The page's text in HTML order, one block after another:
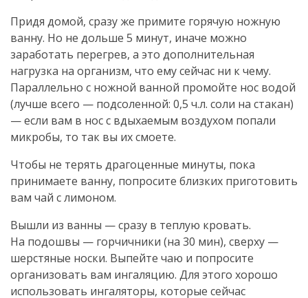
Придя домой, сразу же примите горячую ножную
ванну. Но не дольше 5 минут, иначе можно
заработать перегрев, а это дополнительная
нагрузка на организм, что ему сейчас ни к чему.
Параллельно с ножной ванной промойте нос водой
(лучше всего — подсоленной: 0,5 ч.л. соли на стакан)
— если вам в нос с вдыхаемым воздухом попали
микробы, то так вы их смоете.
Чтобы не терять драгоценные минуты, пока
принимаете ванну, попросите близких приготовить
вам чай с лимоном.
Вышли из ванны — сразу в теплую кровать.
На подошвы — горчичники (на 30 мин), сверху —
шерстяные носки. Выпейте чаю и попросите
организовать вам ингаляцию. Для этого хорошо
использовать ингаляторы, которые сейчас